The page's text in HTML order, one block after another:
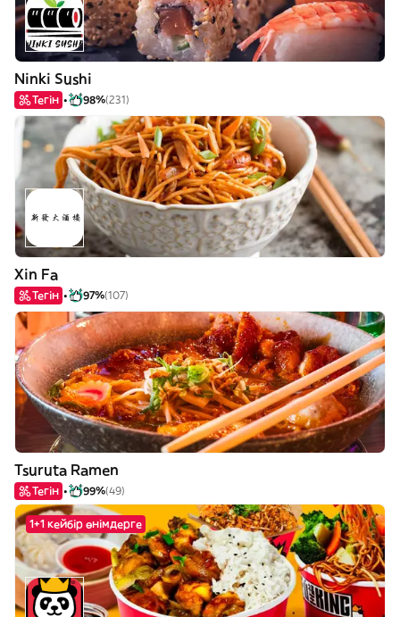
Ninki Sushi
Тегін 98%(231)
Xin Fa
Тегін 97%(107)
Tsuruta Ramen
Тегін 99%(49)
1+1 кейбір өнімдерге